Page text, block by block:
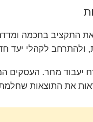
התקציב בחכמה
ולהתרחב לקהלי יעד
יעבוד מחר.
את התוצאות